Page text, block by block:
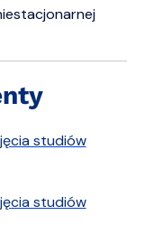
studiów
studiów